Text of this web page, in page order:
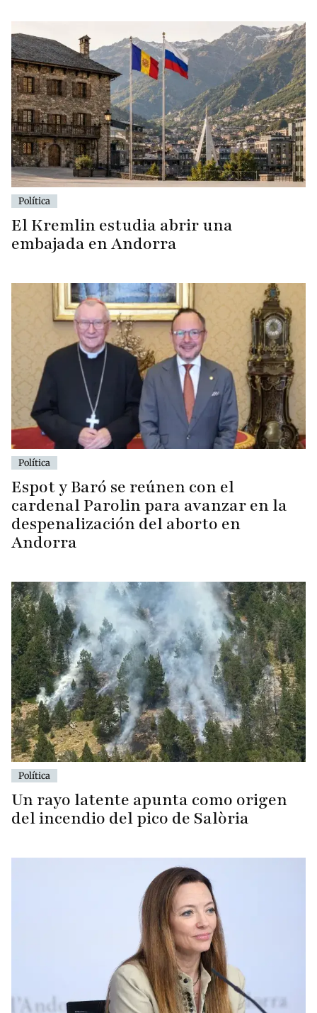
Política
El Kremlin estudia abrir una
embajada en Andorra
Política
Espot y Baró se reúnen con el
cardenal Parolin para avanzar en la
despenalización del aborto en
Andorra
Política
Un rayo latente apunta como origen
del incendio del pico de Salòria